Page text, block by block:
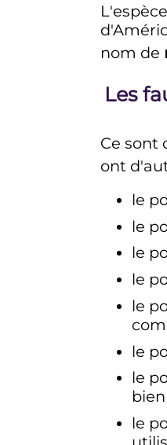
L'espèce
nom de
Les
Ce sont
ont
le
le
le
le
le
le
le
le